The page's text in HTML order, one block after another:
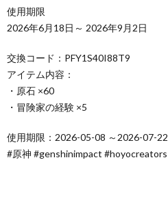
使用期限
2026年6月18日～ 2026年9月2日
交換コード：PFY1S40I88T9
アイテム内容：
・原石 ×60
・冒険家の経験 ×5
使用期限：2026-05-08 ～2026-07-22
#原神 #genshinimpact #hoyocreators